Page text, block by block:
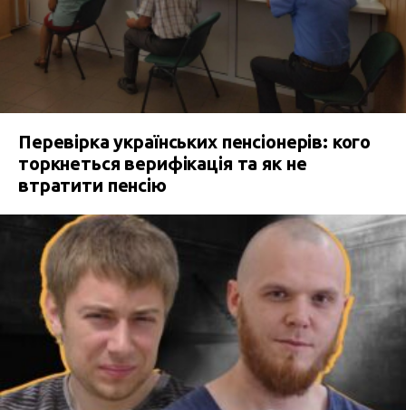
Перевірка українських пенсіонерів: кого
торкнеться верифікація та як не
втратити пенсію